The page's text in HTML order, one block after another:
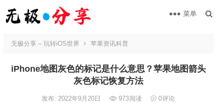
菜单
无极分享 – 玩转iOS世界 苹果资讯科普
iPhone地图灰色的标记是什么意思？苹果地图箭头
灰色标记恢复方法
发布: 2022年9月20日 973阅读 0评论